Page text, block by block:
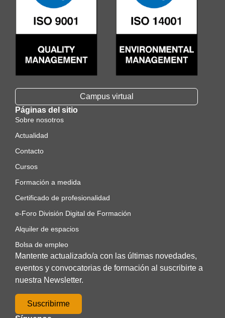
Campus virtual
Páginas del sitio
Sobre nosotros
Actualidad
Contacto
Cursos
Formación a medida
Certificado de profesionalidad
e-Foro División Digital de Formación
Alquiler de espacios
Bolsa de empleo
Mantente actualizado/a con las últimas novedades,
eventos y convocatorias de formación al suscribirte a
nuestra Newsletter.
Suscribirme